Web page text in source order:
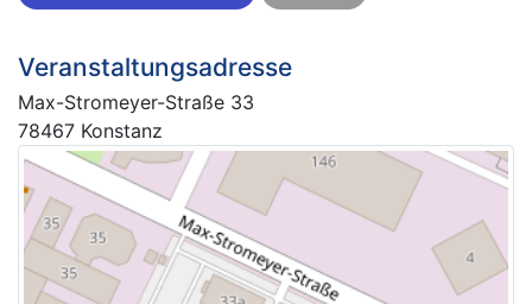
Veranstaltungsadresse
Max-Stromeyer-Straße 33
78467 Konstanz